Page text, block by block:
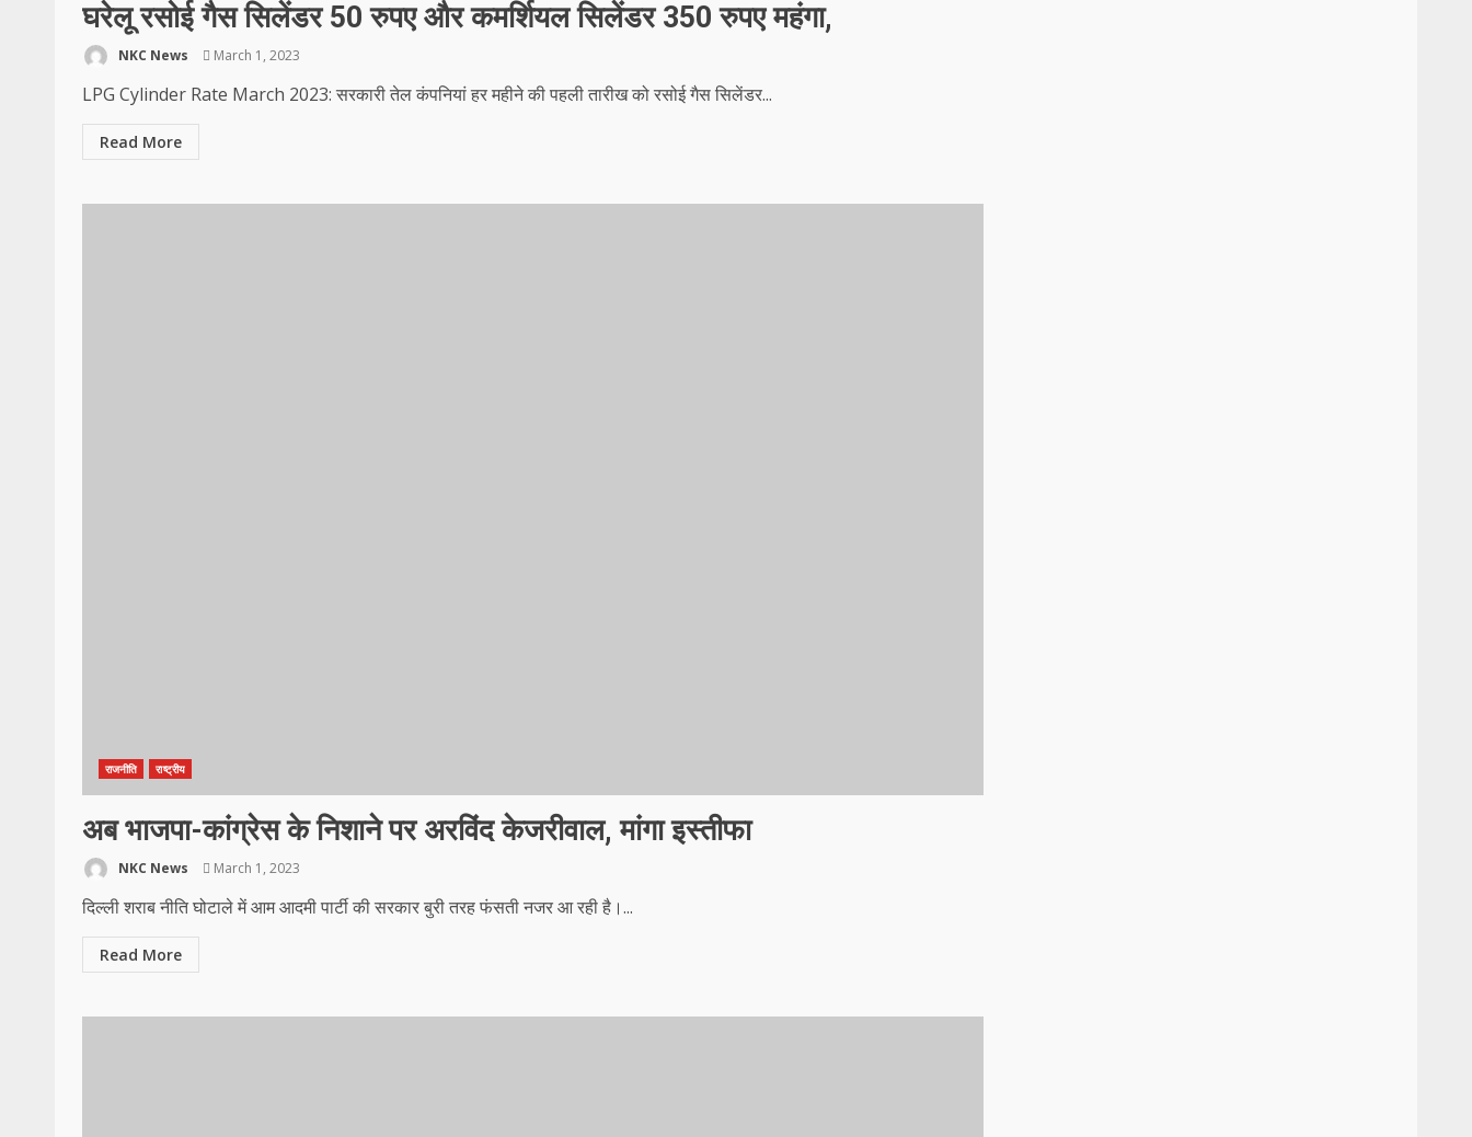
घरेलू रसोई गैस सिलेंडर 50 रुपए और कमर्शियल सिलेंडर 350 रुपए महंगा,
NKC News March 1, 2023
LPG Cylinder Rate March 2023: सरकारी तेल कंपनियां हर महीने की पहली तारीख को रसोई गैस सिलेंडर...
Read More
राजनीति राष्ट्रीय
अब भाजपा-कांग्रेस के निशाने पर अरविंद केजरीवाल, मांगा इस्तीफा
NKC News March 1, 2023
दिल्ली शराब नीति घोटाले में आम आदमी पार्टी की सरकार बुरी तरह फंसती नजर आ रही है।...
Read More